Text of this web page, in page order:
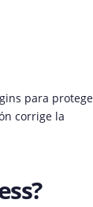
para
corrige la